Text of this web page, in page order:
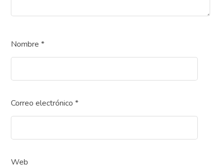
Nombre*
Correo electrónico*
Web